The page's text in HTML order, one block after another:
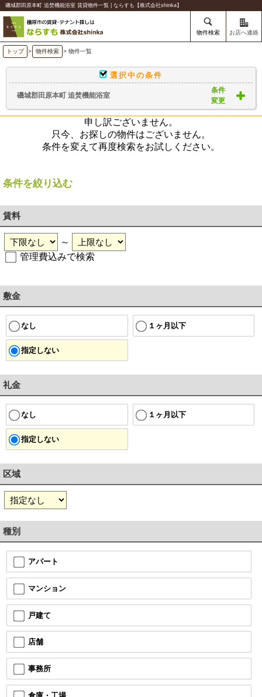
磯城郡田原本町 追焚機能浴室 賃貸物件一覧 | ならすも【株式会社shinka】
物件検索 お店へ連絡
トップ > 物件検索 > 物件一覧
選択中の条件
磯城郡田原本町 追焚機能浴室
条件
変更
申し訳ございません。
只今、お探しの物件はございません。
条件を変えて再度検索をお試しください。
条件を絞り込む
賃料
～
管理費込みで検索
敷金
なし １ヶ月以下
指定しない
礼金
なし １ヶ月以下
指定しない
区域
種別
アパート
マンション
戸建て
店舗
事務所